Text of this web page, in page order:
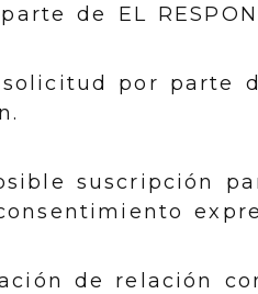
de EL
solicitud por parte
suscripción
de relación